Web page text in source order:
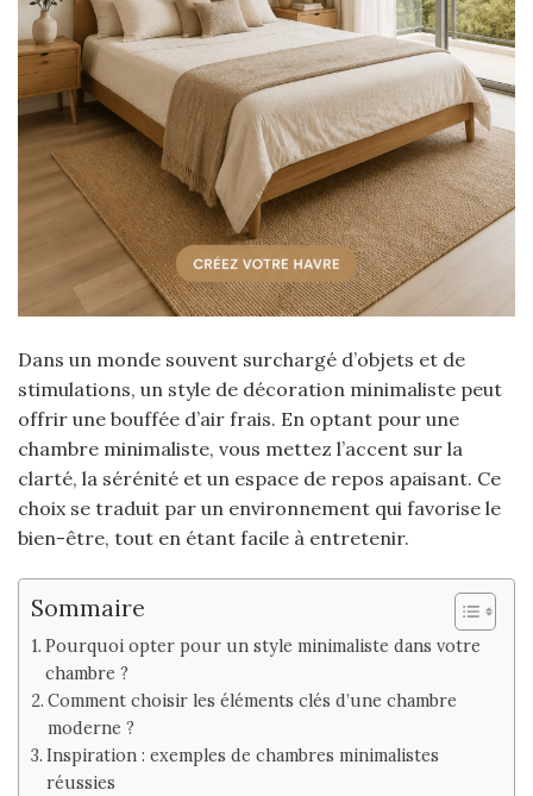
Dans un monde souvent surchargé d’objets et de
stimulations, un style de décoration minimaliste peut
offrir une bouffée d’air frais. En optant pour une
chambre minimaliste, vous mettez l’accent sur la
clarté, la sérénité et un espace de repos apaisant. Ce
choix se traduit par un environnement qui favorise le
bien-être, tout en étant facile à entretenir.
Sommaire
Pourquoi opter pour un style minimaliste dans votre
chambre ?
Comment choisir les éléments clés d’une chambre
moderne ?
Inspiration : exemples de chambres minimalistes
réussies